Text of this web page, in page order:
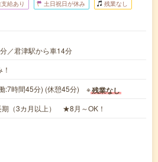
給あり 土日祝日が休み 残業なし
／君津駅から車14分
:7時間45分) (休憩45分) ※残業なし
期（3カ月以上） ★8月～OK！